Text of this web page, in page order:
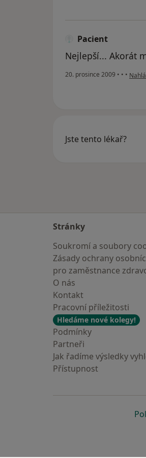
Pacient
Nejlepší... Akorát
20. prosince 2009 • • • podle
Jste tento lékař?
Stránky
Soukromí a soubory
Zásady ochrany
pro zaměstnance
O nás
Kontakt
Pracovní příležitosti
Hledáme nové kolegy!
Podmínky
Partneři
Jak řadíme výsledky
Přístupnost